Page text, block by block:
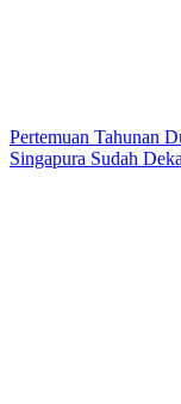
Pertemuan Tahunan
Singapura Sudah